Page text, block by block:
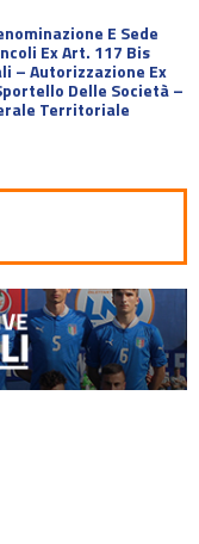
E Sede
Ex Art. 117 Bis
– Autorizzazione Ex
Delle Società –
Territoriale